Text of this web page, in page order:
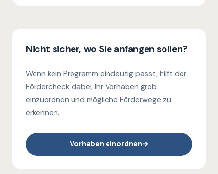
Nicht sicher, wo Sie anfangen sollen?
Wenn kein Programm eindeutig passt, hilft der
Fördercheck dabei, Ihr Vorhaben grob
einzuordnen und mögliche Förderwege zu
erkennen.
Vorhaben einordnen→